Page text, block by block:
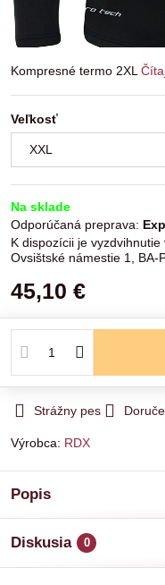
Kompresné termo 2XL
Veľkosť
Na sklade
Ovsištské námestie 1, BA-
45,10 €
Strážny pes
Výrobca: RDX
Popis
Diskusia 0